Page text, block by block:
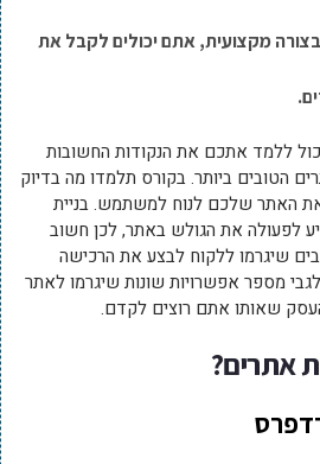
מקצועית, אתם יכולים לקבל את
ללמד אתכם את הנקודות החשובות
הטובים ביותר. בקורס תלמדו מה בדיוק
האתר שלכם לנוח למשתמש. בניית
לפעולה את הגולש באתר, לכן חשוב
שיגרמו ללקוח לבצע את הרכישה
מספר אפשרויות שונות שיגרמו לאתר
שאותו אתם רוצים לקדם.
אתרים?